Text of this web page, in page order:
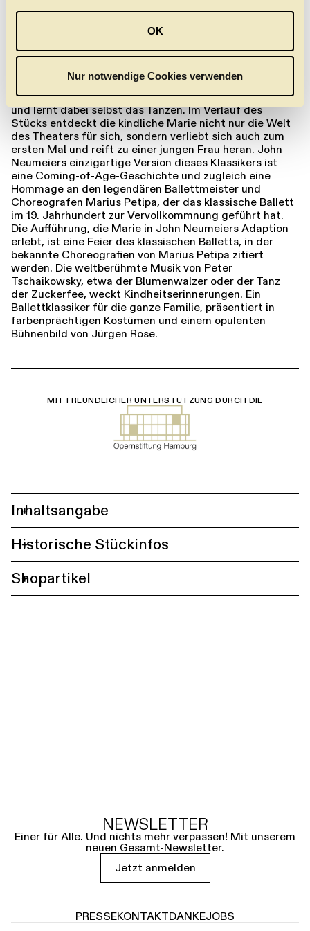
l
OK
Nur notwendige Cookies verwenden
geschenkt bekommt. Damit steht ihrem Wunsch,
einmal so schön tanzen zu können wie ihre Schwester
der exzentrische Ballettmeister Drosselmeier und führt
sie behutsam in die geheimnisvolle Welt des Theaters
ein. Marie sieht bei einer Probe am Hoftheater zu, erlebt
eine Aufführung mit einer Vielzahl farbenfroher Tänze
und lernt dabei selbst das Tanzen. Im Verlauf des
Stücks entdeckt die kindliche Marie nicht nur die Welt
des Theaters für sich, sondern verliebt sich auch zum
ersten Mal und reift zu einer jungen Frau heran. John
Neumeiers einzigartige Version dieses Klassikers ist
eine Coming-of-Age-Geschichte und zugleich eine
Hommage an den legendären Ballettmeister und
Choreografen Marius Petipa, der das klassische Ballett
im 19. Jahrhundert zur Vervollkommnung geführt hat.
Die Aufführung, die Marie in John Neumeiers Adaption
erlebt, ist eine Feier des klassischen Balletts, in der
bekannte Choreograﬁen von Marius Petipa zitiert
werden. Die weltberühmte Musik von Peter
Tschaikowsky, etwa der Blumenwalzer oder der Tanz
der Zuckerfee, weckt Kindheitserinnerungen. Ein
Ballettklassiker für die ganze Familie, präsentiert in
farbenprächtigen Kostümen und einem opulenten
Bühnenbild von Jürgen Rose.
MIT FREUNDLICHER UNTERSTÜTZUNG DURCH DIE
Inhaltsangabe
+
Historische Stückinfos
+
Shopartikel
+
NEWSLETTER
Einer für Alle. Und nichts mehr verpassen! Mit unserem
neuen Gesamt-Newsletter.
Jetzt anmelden
PRESSEKONTAKTDANKEJOBS